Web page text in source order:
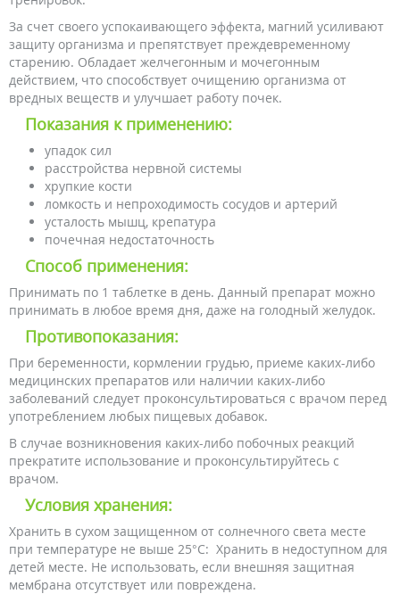
За счет своего успокаивающего эффекта, магний усиливают
защиту организма и препятствует преждевременному
старению. Обладает желчегонным и мочегонным
действием, что способствует очищению организма от
вредных веществ и улучшает работу почек.
Показания к применению:
упадок сил
расстройства нервной системы
хрупкие кости
ломкость и непроходимость сосудов и артерий
усталость мышц, крепатура
почечная недостаточность
Способ применения:
Принимать по 1 таблетке в день. Данный препарат можно
принимать в любое время дня, даже на голодный желудок.
Противопоказания:
При беременности, кормлении грудью, приеме каких-либо
медицинских препаратов или наличии каких-либо
заболеваний следует проконсультироваться с врачом перед
употреблением любых пищевых добавок.
В случае возникновения каких-либо побочных реакций
прекратите использование и проконсультируйтесь с
врачом.
Условия хранения:
Хранить в сухом защищенном от солнечного света месте
при температуре не выше 25°С: Хранить в недоступном для
детей месте. Не использовать, если внешняя защитная
мембрана отсутствует или повреждена.